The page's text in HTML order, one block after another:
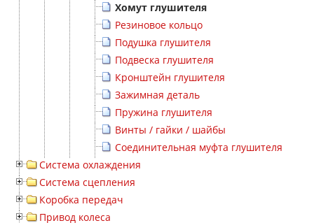
Хомут глушителя
Резиновое кольцо
Подушка глушителя
Подвеска глушителя
Кронштейн глушителя
Зажимная деталь
Пружина глушителя
Винты / гайки / шайбы
Соединительная муфта глушителя
Система охлаждения
Система сцепления
Коробка передач
Привод колеса